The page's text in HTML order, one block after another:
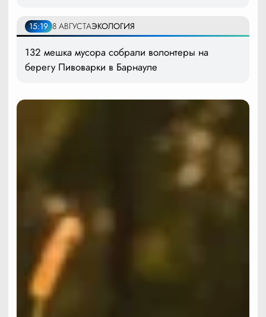
15:19 8 АВГУСТАЭКОЛОГИЯ
132 мешка мусора собрали волонтеры на
берегу Пивоварки в Барнауле